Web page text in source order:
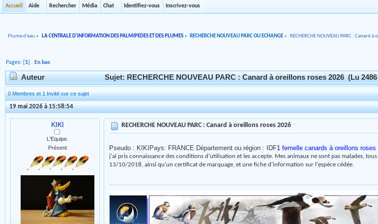
Accueil Aide Rechercher Média Chat Identifiez-vous Inscrivez-vous
Plume d'eau » LA CENTRALE D'INFORMATION DES PALMIPEDES ET DES PLUMES » RECHERCHE NOUVEAU PARC OU ECHANGE » RECHERCHE NOUVEAU PARC : Canard
Pages: [ 1 En bas
Auteur Sujet: RECHERCHE NOUVEAU PARC : Canard à oreillons roses 2026 (Lu
0 Membres et 1 Invité sur ce sujet
19 mai 2026 à 15:58:54
KIKI
L'Equipe.
Présent
RECHERCHE NOUVEAU PARC : Canard à oreillons roses 2026
Pseudo : KIK Pays: FRANCE Département ou région : IDF1 femelle canards à oreillons
j'ai pris connaissance des conditions d’utilisation et les accepte. Mes animaux ne sont pas malades,
13/10/2018, ainsi qu'un certificat de marquage, et une fiche d'information sur l'espèce cédée.